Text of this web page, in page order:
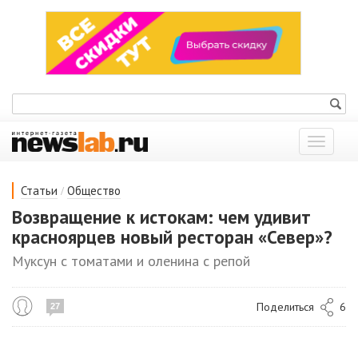
Показать
меню
Статьи / Общество
Возвращение к истокам: чем удивит
красноярцев новый ресторан «Север»?
Муксун с томатами и оленина с репой
27 Поделиться 6